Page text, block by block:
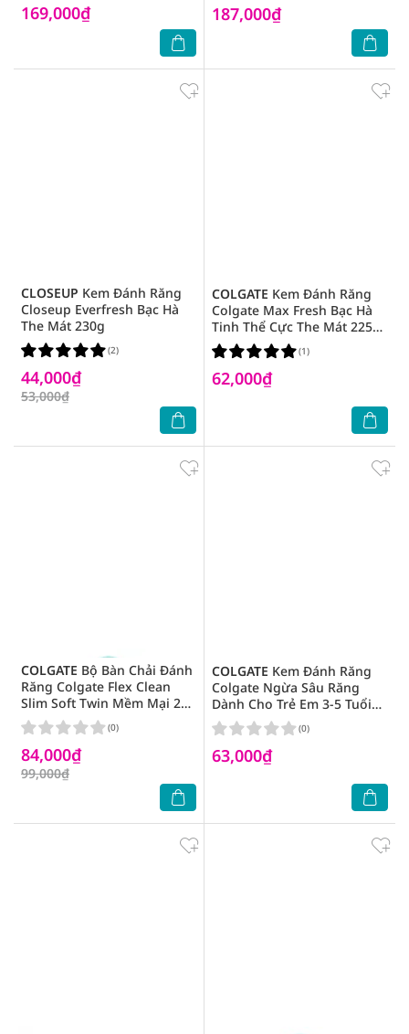
169,000₫ 187,000₫
CLOSEUP Kem Đánh Răng
Closeup Everfresh Bạc Hà
The Mát 230g
44,000₫
53,000₫
(2)
COLGATE Kem Đánh Răng
Colgate Max Fresh Bạc Hà
Tinh Thể Cực The Mát 225g
+ Bàn Chải Mềm Mại
62,000₫
(1)
COLGATE Bộ Bàn Chải Đánh
Răng Colgate Flex Clean
Slim Soft Twin Mềm Mại 2
Cây
84,000₫
99,000₫
(0)
COLGATE Kem Đánh Răng
Colgate Ngừa Sâu Răng
Dành Cho Trẻ Em 3-5 Tuổi
Hương Dâu 80g
63,000₫
(0)